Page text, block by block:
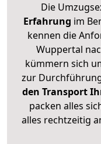
Die
Erfahrung im
kennen die
Wuppertal
kümmern sich
zur
den Transport
packen alles
alles rechtzeitig